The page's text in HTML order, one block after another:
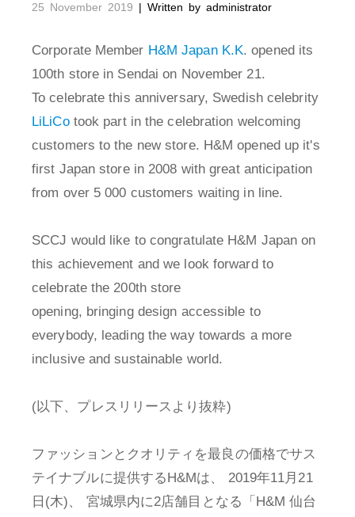
25 November 2019 | Written by administrator
Corporate Member H&M Japan K.K. opened its
100th store in Sendai on November 21.
To celebrate this anniversary, Swedish celebrity
LiLiCotook part in the celebration welcoming
customers to the new store. H&M opened up it's
first Japan store in 2008 with great anticipation
from over 5 000 customers waiting in line.
SCCJ would like to congratulate H&M Japan on
this achievement and we look forward to
celebrate the 200th store
opening, bringing design accessible to
everybody, leading the way towards a more
inclusive and sustainable world.
(以下、プレスリリースより抜粋)
ファッションとクオリティを最良の価格でサス
テイナブルに提供するH&Mは、 2019年11月21
日(木)、 宮城県内に2店舗目となる「H&M 仙台